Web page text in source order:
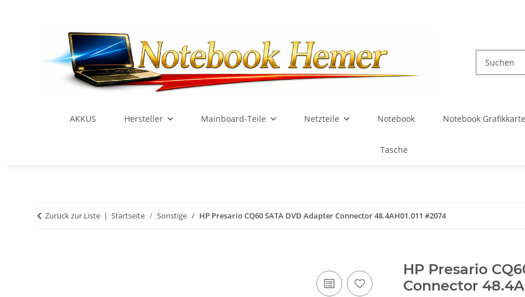
AKKUS Hersteller Mainboard-Teile Netzteile Notebook Notebook
Tasche
Zurück zur Liste Startseite Sonstige HP Presario CQ60 SATA DVD Adapter Connector 48.4AH01.011 #2074
HP Presario
Connector